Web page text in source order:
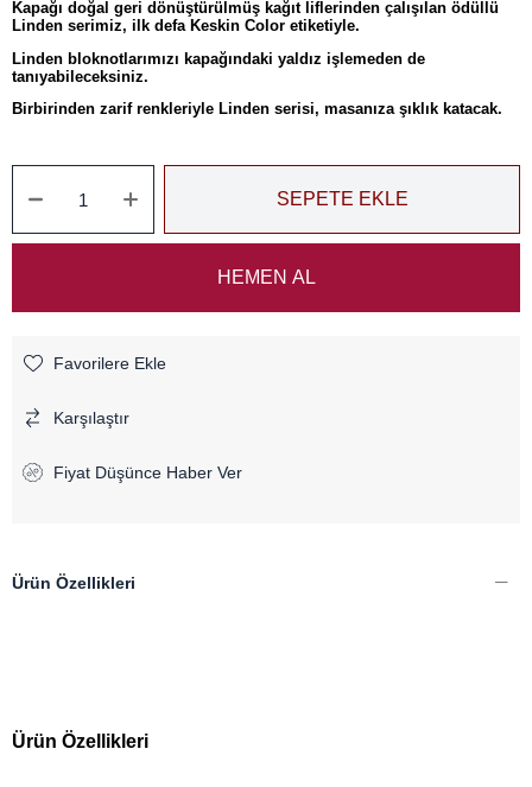
Kapağı doğal geri dönüştürülmüş kağıt liflerinden çalışılan ödüllü
Linden serimiz, ilk defa Keskin Color etiketiyle.
Linden bloknotlarımızı kapağındaki yaldız işlemeden de
tanıyabileceksiniz.
Birbirinden zarif renkleriyle Linden serisi, masanıza şıklık katacak.
Favorilere Ekle
Karşılaştır
Fiyat Düşünce Haber Ver
Ürün Özellikleri
Ürün Özellikleri